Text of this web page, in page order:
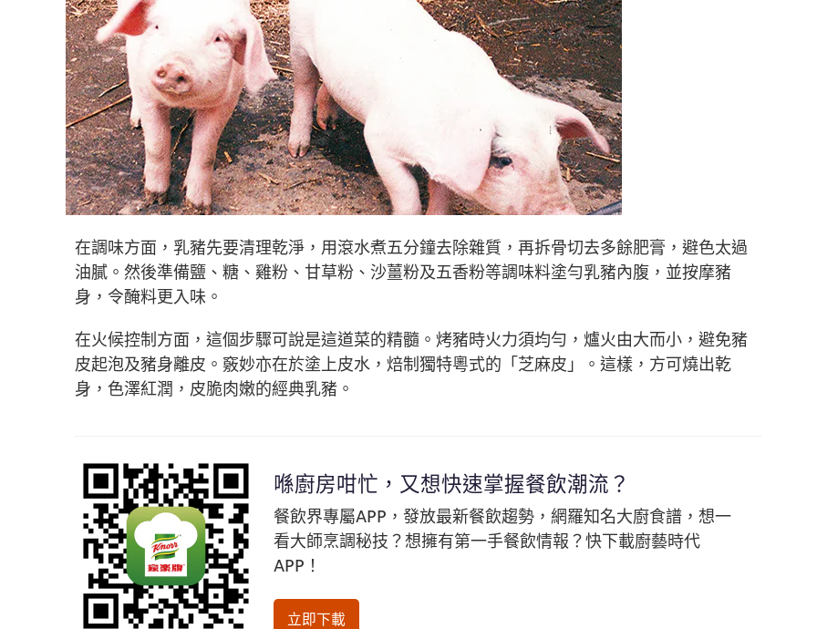
在調味方面，乳豬先要清理乾淨，用滾水煮五分鐘去除雜質，再拆骨切去多餘肥膏，避色太過
油膩。然後準備鹽、糖、雞粉、甘草粉、沙薑粉及五香粉等調味料塗勻乳豬內腹，並按摩豬
身，令醃料更入味。
在火候控制方面，這個步驟可說是這道菜的精髓。烤豬時火力須均勻，爐火由大而小，避免豬
皮起泡及豬身離皮。竅妙亦在於塗上皮水，焙制獨特粵式的「芝麻皮」。這樣，方可燒出乾
身，色澤紅潤，皮脆肉嫩的經典乳豬。
喺廚房咁忙，又想快速掌握餐飲潮流？
餐飲界專屬APP，發放最新餐飲趨勢，網羅知名大廚食譜，想一
看大師烹調秘技？想擁有第一手餐飲情報？快下載廚藝時代
APP！
立即下載